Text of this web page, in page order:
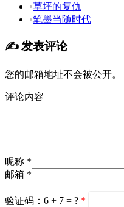
•草坪的复仇
•笔墨当随时代
✍️ 发表评论
您的邮箱地址不会被公开。
评论内容
昵称 *
邮箱 *
验证码：6 + 7 = ? *